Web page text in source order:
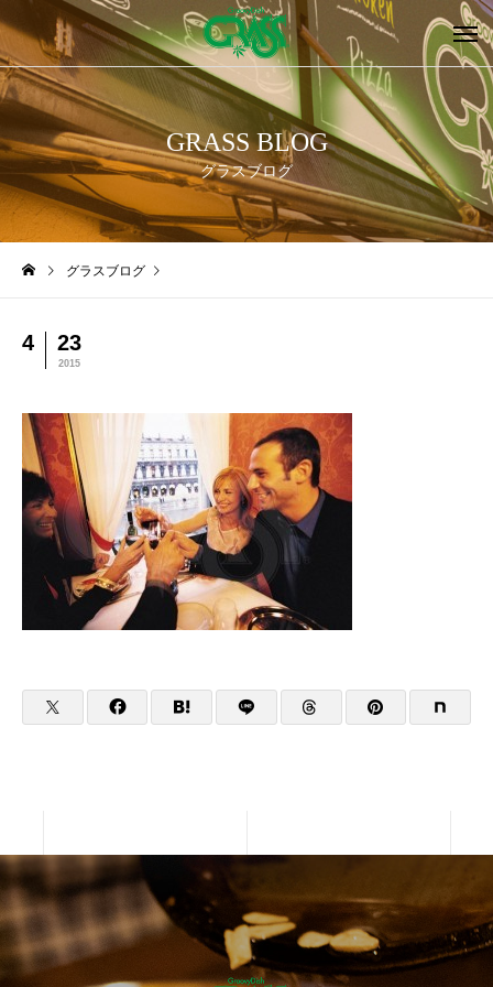
GRASS BLOG
グラスブログ
グラスブログ
4 23
2015